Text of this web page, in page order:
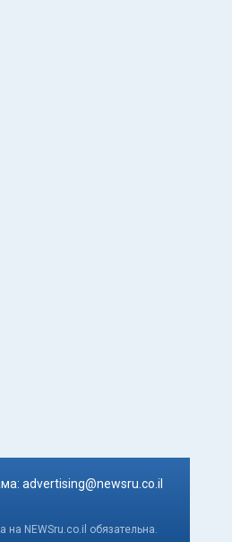
advertising@newsru.co.il
NEWSru.co.il обязательна.